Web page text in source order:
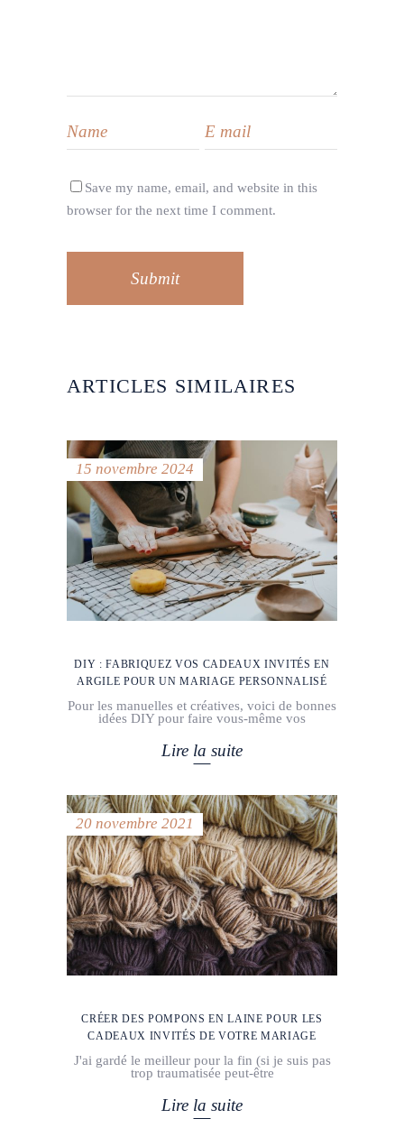
Save my name, email, and website in this
browser for the next time I comment.
Submit
ARTICLES SIMILAIRES
15 novembre 2024
DIY : FABRIQUEZ VOS CADEAUX INVITÉS EN
ARGILE POUR UN MARIAGE PERSONNALISÉ
Pour les manuelles et créatives, voici de bonnes
idées DIY pour faire vous-même vos
Lire la suite
20 novembre 2021
CRÉER DES POMPONS EN LAINE POUR LES
CADEAUX INVITÉS DE VOTRE MARIAGE
J'ai gardé le meilleur pour la fin (si je suis pas
trop traumatisée peut-être
Lire la suite